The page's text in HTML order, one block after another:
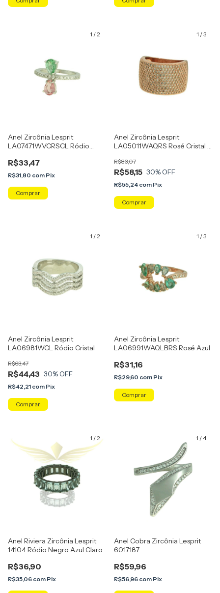
1 /2
Anel Zircônia Lesprit
LA07471WVCRSCL Ródio
R$33,47
R$31,80 com Pix
Comprar
1 /3
Anel Zircônia Lesprit
LA05011WAQRS Rosé Cristal E
R$58,15
R$83,07
30% OFF
R$55,24 com Pix
Comprar
1 /2
Anel Zircônia Lesprit
LA06981WCL Ródio Cristal
R$44,43
R$63,47
30% OFF
R$42,21 com Pix
Comprar
1 /3
Anel Zircônia Lesprit
LA06991WAQLBRS Rosé Azul
R$31,16
R$29,60 com Pix
Comprar
1 /2
Anel Riviera Zircônia Lesprit
14104 Ródio Negro Azul Claro
R$36,90
R$35,06 com Pix
1 /4
Anel Cobra Zircônia Lesprit
6017187
R$59,96
R$56,96 com Pix